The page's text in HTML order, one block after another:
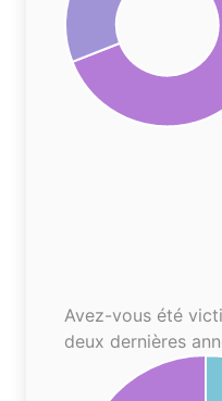
Avez-vous été
deux dernières